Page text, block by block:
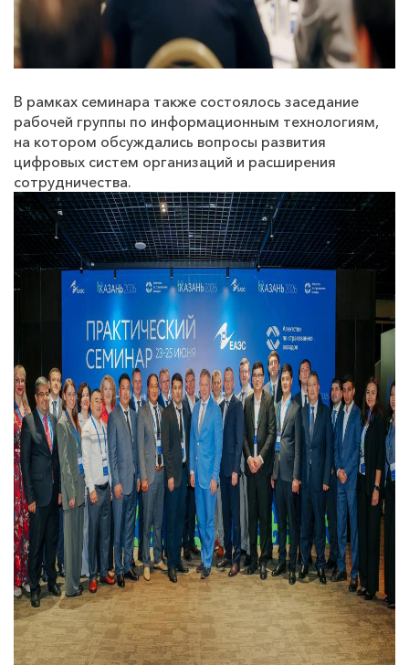
В рамках семинара также состоялось заседание
рабочей группы по информационным технологиям,
на котором обсуждались вопросы развития
цифровых систем организаций и расширения
сотрудничества.